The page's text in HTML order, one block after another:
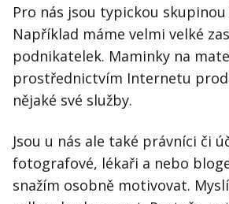
Pro nás jsou typickou
Například máme velmi velké
podnikatelek. Maminky na
prostřednictvím Internetu
nějaké své služby.
Jsou u nás ale také právníci či
fotografové, lékaři a nebo
snažím osobně motivovat.